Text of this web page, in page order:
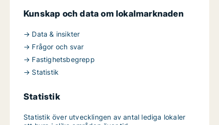
Kunskap och data om lokalmarknaden
→ Data & insikter
→ Frågor och svar
→ Fastighetsbegrepp
→ Statistik
Statistik
Statistik över utvecklingen av antal lediga lokaler